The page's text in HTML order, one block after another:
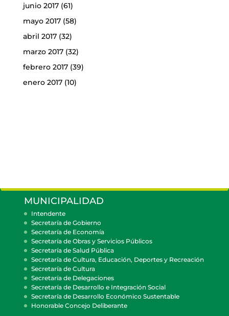
junio 2017(61)
mayo 2017(58)
abril 2017(32)
marzo 2017(32)
febrero 2017(39)
enero 2017(10)
MUNICIPALIDAD
Intendente
Secretaría de Gobierno
Secretaría de Economía
Secretaría de Obras y Servicios Públicos
Secretaría de Salud Pública
Secretaría de Cultura, Educación, Deportes y Recreación
Secretaría de Cultura
Secretaría de Delegaciones
Secretaría de Desarrollo e Integración Social
Secretaría de Desarrollo Económico Sustentable
Honorable Concejo Deliberante